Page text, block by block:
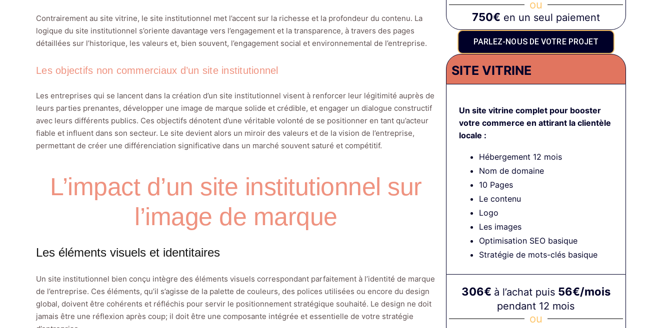
Contrairement au site vitrine, le site institutionnel met l’accent sur la richesse et la profondeur du contenu. La
logique du site institutionnel s’oriente davantage vers l’engagement et la transparence, à travers des pages
détaillées sur l’historique, les valeurs et, bien souvent, l’engagement social et environnemental de l’entreprise.
Les objectifs non commerciaux d’un site institutionnel
Les entreprises qui se lancent dans la création d’un site institutionnel visent à renforcer leur légitimité auprès de
leurs parties prenantes, développer une image de marque solide et crédible, et engager un dialogue constructif
avec leurs différents publics. Ces objectifs dénotent d’une véritable volonté de se positionner en tant qu’acteur
fiable et influent dans son secteur. Le site devient alors un miroir des valeurs et de la vision de l’entreprise,
permettant de créer une différenciation significative dans un marché souvent saturé et compétitif.
L’impact d’un site institutionnel sur
l’image de marque
Les éléments visuels et identitaires
Un site institutionnel bien conçu intègre des éléments visuels correspondant parfaitement à l’identité de marque
de l’entreprise. Ces éléments, qu’il s’agisse de la palette de couleurs, des polices utilisées ou encore du design
global, doivent être cohérents et réfléchis pour servir le positionnement stratégique souhaité. Le design ne doit
jamais être une réflexion après coup; il doit être une composante intégrée et essentielle de votre stratégie
ou
750€ en un seul paiement
PARLEZ-NOUS DE VOTRE PROJET
SITE VITRINE
Un site vitrine complet pour booster
votre commerce en attirant la clientèle
locale :
Hébergement 12 mois
Nom de domaine
10 Pages
Le contenu
Logo
Les images
Optimisation SEO basique
Stratégie de mots-clés basique
306€ à l’achat puis 56€/mois
pendant 12 mois
ou